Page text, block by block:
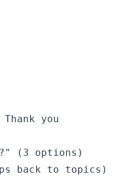
Thank you
(3 options)
back to topics)